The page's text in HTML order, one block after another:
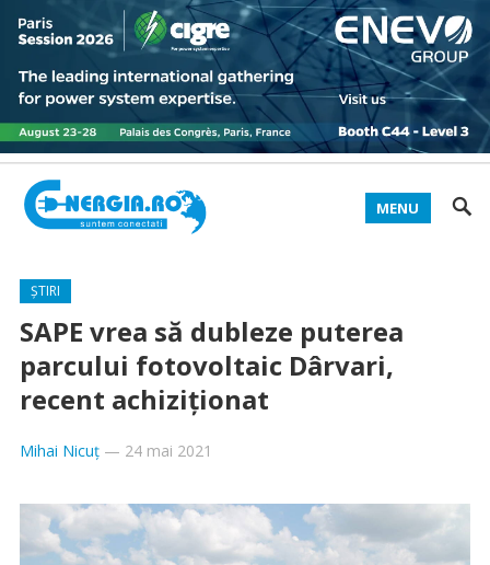
MENU
ȘTIRI
SAPE vrea să dubleze puterea
parcului fotovoltaic Dârvari,
recent achiziţionat
Mihai Nicuț— 24 mai 2021